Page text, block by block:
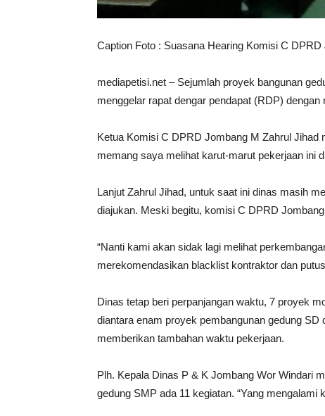
Caption Foto : Suasana Hearing Komisi C
mediapetisi.net – Sejumlah proyek bangunan
menggelar rapat dengar pendapat (RDP)
Ketua Komisi C DPRD Jombang M Zahrul Jihad
memang saya melihat karut-marut pekerjaan ini
Lanjut Zahrul Jihad, untuk saat ini dinas masih
diajukan. Meski begitu, komisi C DPRD
“Nanti kami akan sidak lagi melihat
merekomendasikan blacklist kontraktor dan
Dinas tetap beri perpanjangan waktu, 7 proyek
diantara enam proyek pembangunan gedung
memberikan tambahan waktu pekerjaan.
Plh. Kepala Dinas P & K Jombang Wor Windari
gedung SMP ada 11 kegiatan. “Yang